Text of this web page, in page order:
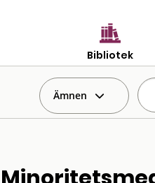
Bibliotek
Ämnen